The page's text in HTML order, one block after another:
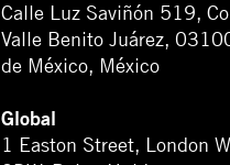
Calle Luz Saviñón 519,
Valle Benito Juárez,
de México, México
Global
1 Easton Street, London